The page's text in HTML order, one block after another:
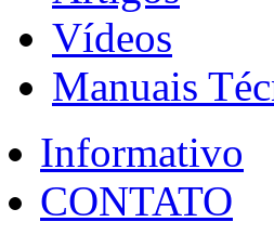
Vídeos
Manuais
Informativo
CONTATO